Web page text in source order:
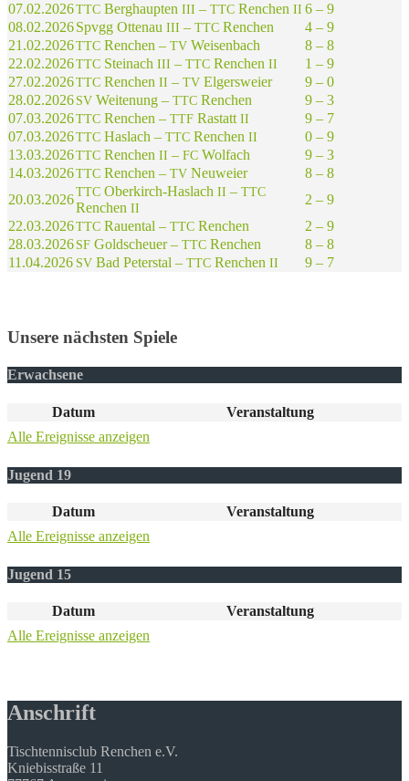
07.02.2026TTC Berg­haup­ten III – TTC Renchen II 6 – 9
08.02.2026Spvgg Otten­au III – TTC Renchen
4 – 9
21.02.2026TTC Renchen – TV Weisenbach
8 – 8
22.02.2026TTC Stein­ach III – TTC Renchen II
1 – 9
27.02.2026TTC Renchen II – TV Elgersweier
9 – 0
28.02.2026SV Weite­nung – TTC Renchen
9 – 3
07.03.2026TTC Renchen – TTF RastattII
9 – 7
07.03.2026TTC Haslach – TTC Renchen II
0 – 9
13.03.2026TTC Renchen II – FC Wolfach
9 – 3
14.03.2026TTC Renchen – TV Neuweier
8 – 8
20.03.2026TTC Ober­kirch-Haslach II – TTC
Renchen II
2 – 9
22.03.2026TTC Rauen­tal – TTC Renchen
2 – 9
28.03.2026SF Gold­scheu­er – TTC Renchen
8 – 8
11.04.2026 SV Bad Peter­s­tal – TTC Renchen II 9 – 7
Unsere nächsten Spiele
Erwachsene
Datum
Veranstaltung
Alle Ereignisse anzeigen
Jugend 19
Datum
Veranstaltung
Alle Ereignisse anzeigen
Jugend 15
Datum
Veranstaltung
Alle Ereignisse anzeigen
Anschrift
Tischtennisclub Renchen e.V.
Kniebisstraße 11